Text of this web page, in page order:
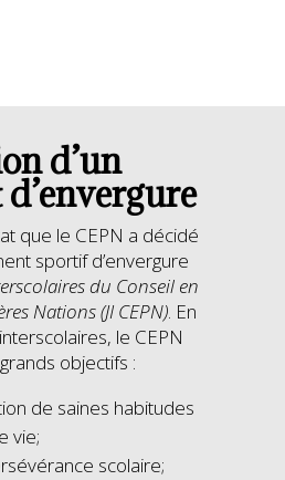
d’un
que le CEPN a décidé
sportif d’envergure
du Conseil en
Nations (JI CEPN). En
le CEPN
objectifs :
de saines habitudes
vie;
scolaire;